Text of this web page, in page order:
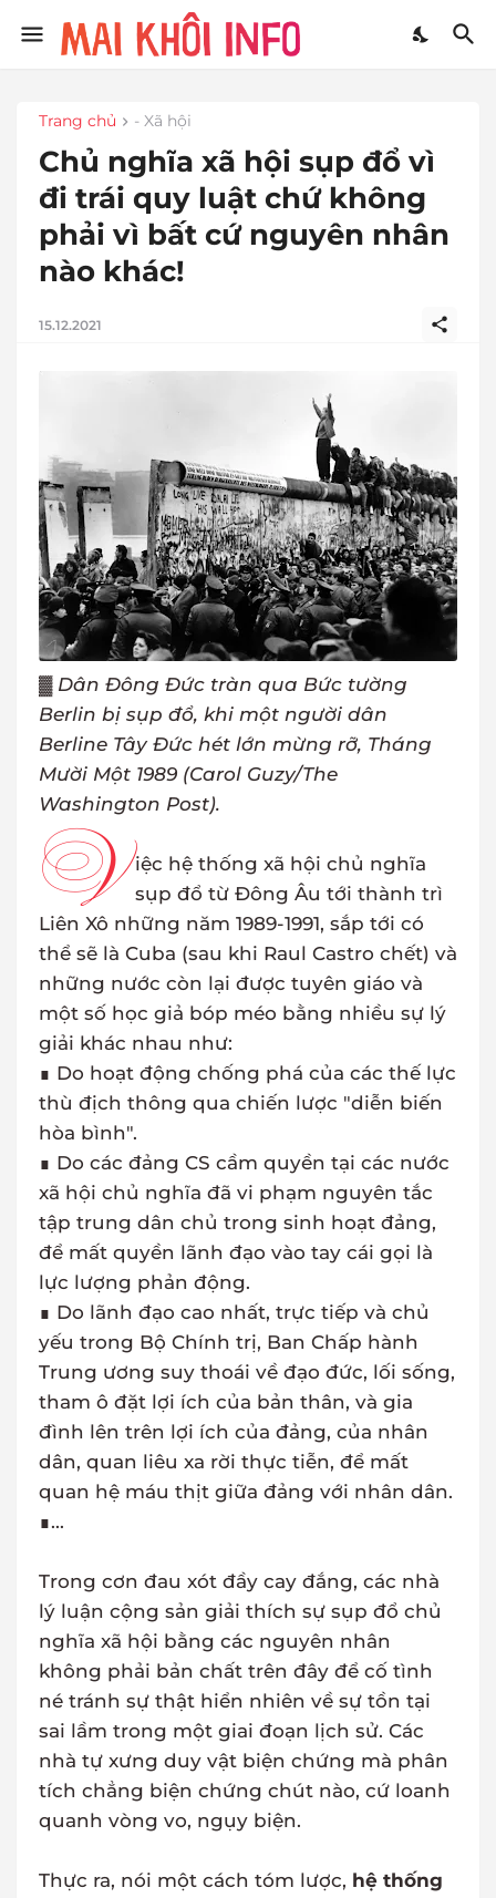
Trang chủ - Xã hội
Chủ nghĩa xã hội sụp đổ vì
đi trái quy luật chứ không
phải vì bất cứ nguyên nhân
nào khác!
15.12.2021
▓ Dân Đông Đức tràn qua Bức tường
Berlin bị sụp đổ, khi một người dân
Berline Tây Đức hét lớn mừng rỡ, Tháng
Mười Một 1989 (Carol Guzy/The
Washington Post).
V iệc hệ thống xã hội chủ nghĩa
sụp đổ từ Đông Âu tới thành trì
Liên Xô những năm 1989-1991, sắp tới có
thể sẽ là Cuba (sau khi Raul Castro chết) và
những nước còn lại được tuyên giáo và
một số học giả bóp méo bằng nhiều sự lý
giải khác nhau như:
∎ Do hoạt động chống phá của các thế lực
thù địch thông qua chiến lược "diễn biến
hòa bình".
∎ Do các đảng CS cầm quyền tại các nước
xã hội chủ nghĩa đã vi phạm nguyên tắc
tập trung dân chủ trong sinh hoạt đảng,
để mất quyền lãnh đạo vào tay cái gọi là
lực lượng phản động.
∎ Do lãnh đạo cao nhất, trực tiếp và chủ
yếu trong Bộ Chính trị, Ban Chấp hành
Trung ương suy thoái về đạo đức, lối sống,
tham ô đặt lợi ích của bản thân, và gia
đình lên trên lợi ích của đảng, của nhân
dân, quan liêu xa rời thực tiễn, để mất
quan hệ máu thịt giữa đảng với nhân dân.
∎...
Trong cơn đau xót đầy cay đắng, các nhà
lý luận cộng sản giải thích sự sụp đổ chủ
nghĩa xã hội bằng các nguyên nhân
không phải bản chất trên đây để cố tình
né tránh sự thật hiển nhiên về sự tồn tại
sai lầm trong một giai đoạn lịch sử. Các
nhà tự xưng duy vật biện chứng mà phân
tích chẳng biện chứng chút nào, cứ loanh
quanh vòng vo, ngụy biện.
Thực ra, nói một cách tóm lược, hệ thống